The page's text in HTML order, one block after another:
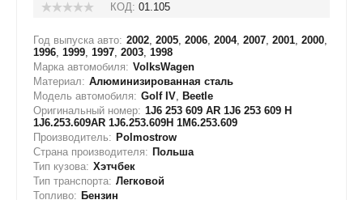
КОД: 01.105
Год выпуска авто: 2002, 2005, 2006, 2004, 2007, 2001, 2000,
1996, 1999, 1997, 2003, 1998
Марка автомобиля: VolksWagen
Материал: Алюминизированная сталь
Модель автомобиля: Golf IV, Beetle
Оригинальный номер: 1J6 253 609 AR 1J6 253 609 H
1J6.253.609AR 1J6.253.609H 1M6.253.609
Производитель: Polmostrow
Страна производителя: Польша
Тип кузова: Хэтчбек
Тип транспорта: Легковой
Топливо: Бензин